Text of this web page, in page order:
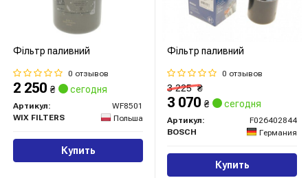
Фільтр паливний
0 отзывов
2 250 ₴ сегодня
Артикул:
WF8501
WIX FILTERS
Польша
Купить
Фільтр паливний
0 отзывов
3 225₴
3 070 ₴ сегодня
Артикул:
F026402844
BOSCH
Германия
Купить